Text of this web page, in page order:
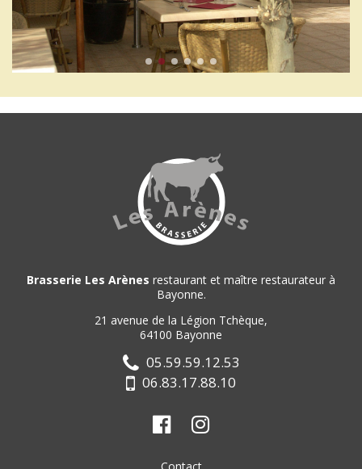
Brasserie Les Arènes restaurant et maître restaurateur à
Bayonne.
21 avenue de la Légion Tchèque,
64100 Bayonne
05.59.59.12.53
06.83.17.88.10
Contact